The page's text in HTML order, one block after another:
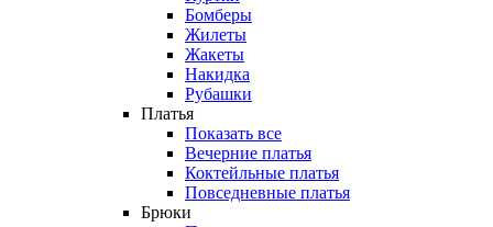
Бомберы
Жилеты
Жакеты
Накидка
Рубашки
Платья
Показать все
Вечерние платья
Коктейльные платья
Повседневные платья
Брюки